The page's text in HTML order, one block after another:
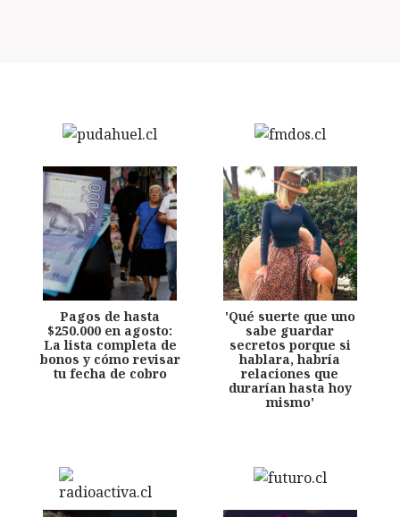
Pagos de hasta
$250.000 en agosto:
La lista completa de
bonos y cómo revisar
tu fecha de cobro
'Qué suerte que uno
sabe guardar
secretos porque si
hablara, habría
relaciones que
durarían hasta hoy
mismo'